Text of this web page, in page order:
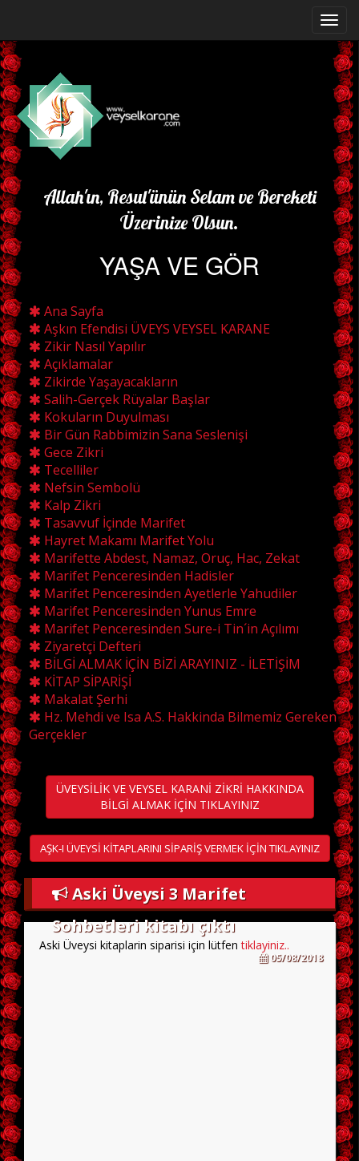
Allah'ın, Resul'ünün Selam ve Bereketi
Üzerinize Olsun.
YAŞA VE GÖR
Ana Sayfa
Aşkın Efendisi ÜVEYS VEYSEL KARANE
Zikir Nasıl Yapılır
Açıklamalar
Zikirde Yaşayacakların
Salih-Gerçek Rüyalar Başlar
Kokuların Duyulması
Bir Gün Rabbimizin Sana Seslenişi
Gece Zikri
Tecelliler
Nefsin Sembolü
Kalp Zikri
Tasavvuf İçinde Marifet
Hayret Makamı Marifet Yolu
Marifette Abdest, Namaz, Oruç, Hac, Zekat
Marifet Penceresinden Hadisler
Marifet Penceresinden Ayetlerle Yahudiler
Marifet Penceresinden Yunus Emre
Marifet Penceresinden Sure-i Tin´in Açılımı
Ziyaretçi Defteri
BİLGİ ALMAK İÇİN BİZİ ARAYINIZ - İLETİŞİM
KİTAP SİPARİŞİ
Makalat Şerhi
Hz. Mehdi ve Isa A.S. Hakkinda Bilmemiz Gereken
Gerçekler
ÜVEYSİLİK VE VEYSEL KARANİ ZİKRİ HAKKINDA
BİLGİ ALMAK İÇİN TIKLAYINIZ
AŞK-I ÜVEYSİ KİTAPLARINI SİPARİŞ VERMEK İÇİN TIKLAYINIZ
Aski Üveysi 3 Marifet
Sohbetleri kitabı çıktı
05/08/2018
Aski Üveysi kitaplarin siparisi için lütfentiklayiniz..